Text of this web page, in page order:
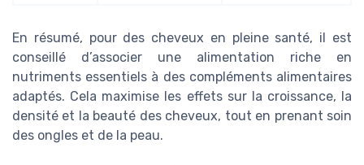
En résumé, pour des cheveux en pleine santé, il est
conseillé d’associer une alimentation riche en
nutriments essentiels à des compléments alimentaires
adaptés. Cela maximise les effets sur la croissance, la
densité et la beauté des cheveux, tout en prenant soin
des ongles et de la peau.